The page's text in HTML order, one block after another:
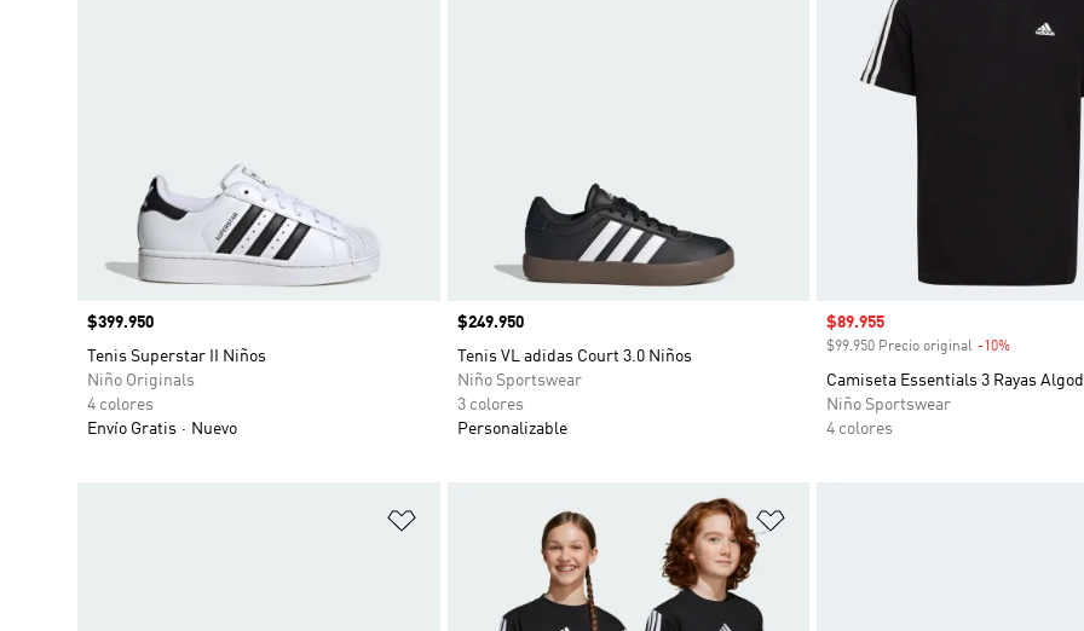
Precio
$399.950
Tenis Superstar II Niños
Niño Originals
4 colores
Envío Gratis
Nuevo
Precio
$249.950
Tenis VL adidas Court 3.0 Niños
Niño Sportswear
3 colores
Personalizable
Precio de venta
$89.955
$99.950 Precio original -10%
Camiseta Essentials 3 Rayas
Niño Sportswear
4 colores
Añadir a la lista de deseos